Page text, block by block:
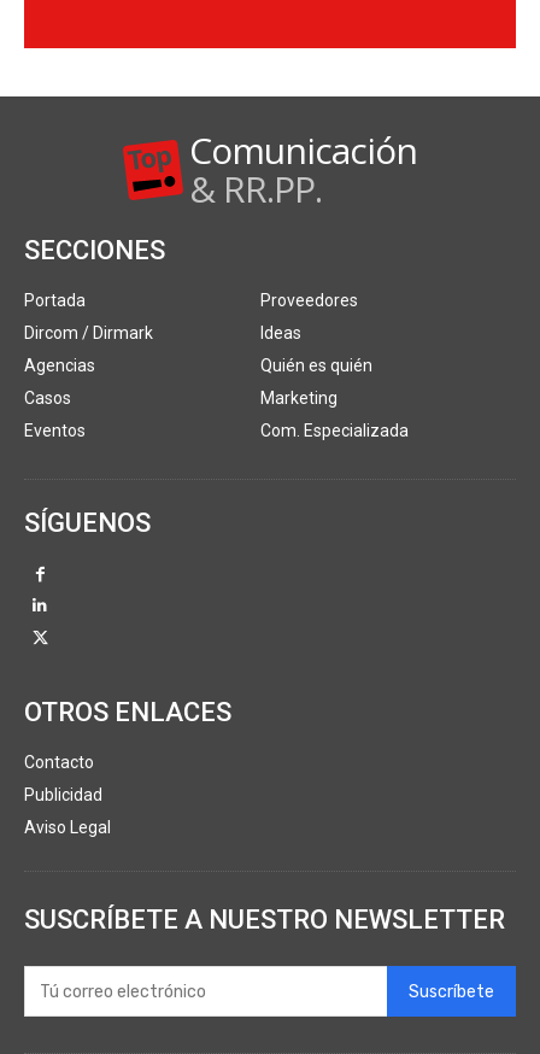
Comunicación
& RR.PP.
SECCIONES
Portada
Dircom / Dirmark
Agencias
Casos
Eventos
Proveedores
Ideas
Quién es quién
Marketing
Com. Especializada
SÍGUENOS
OTROS ENLACES
Contacto
Publicidad
Aviso Legal
SUSCRÍBETE A NUESTRO NEWSLETTER
Suscríbete